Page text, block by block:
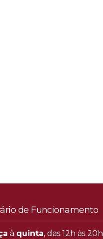
de Funcionamento
à quinta, das 12h às 20h